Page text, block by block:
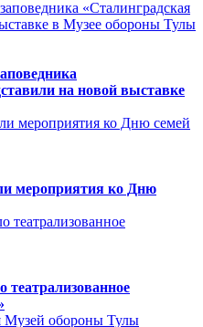
на новой выставке
мероприятия ко Дню